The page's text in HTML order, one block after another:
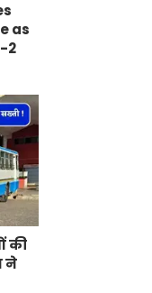
as
2
की
ने